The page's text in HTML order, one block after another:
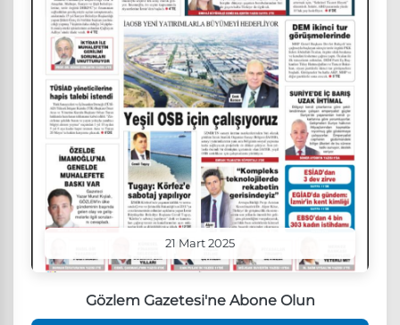
21 Mart 2025
Gözlem Gazetesi'ne Abone Olun